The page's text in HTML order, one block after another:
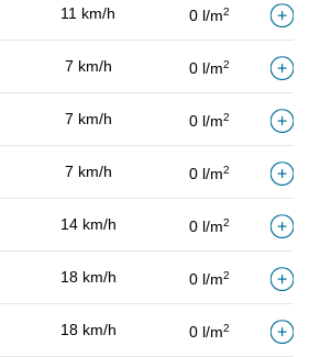
11 km/h 0 l/m2
7 km/h 0 l/m2
7 km/h 0 l/m2
7 km/h 0 l/m2
14 km/h 0 l/m2
18 km/h 0 l/m2
18 km/h 0 l/m2